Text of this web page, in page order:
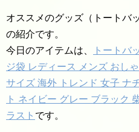
オススメのグッズ（トートバ
の紹介です。
今日のアイテムは、
トートバ
ジ袋 レディース メンズ おし
サイズ 海外 トレンド 女子 ナ
ト ネイビー グレー ブラック
ラスト です。